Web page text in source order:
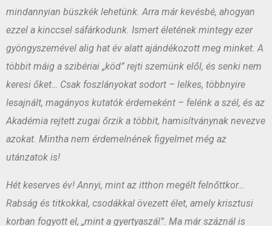
mindannyian büszkék lehetünk. Arra már kevésbé, ahogyan
ezzel a kinccsel sáfárkodunk. Ismert életének mintegy ezer
gyöngyszemével alig hat év alatt ajándékozott meg minket. A
többit máig a szibériai „köd” rejti szemünk elől, és senki nem
keresi őket… Csak foszlányokat sodort – lelkes, többnyire
lesajnált, magányos kutatók érdemeként – felénk a szél, és az
Akadémia rejtett zugai őrzik a többit, hamisítványnak nevezve
azokat. Mintha nem érdemelnének figyelmet még az
utánzatok is!
Hét keserves év! Annyi, mint az itthon megélt felnőttkor…
Rabság és titkokkal, csodákkal övezett élet, amely krisztusi
korban fogyott el, „mint a gyertyaszál”. Ma már száznál is